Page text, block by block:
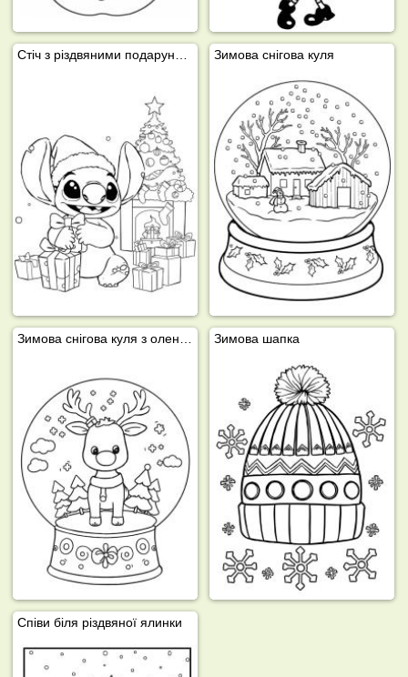
Стіч з різдвяними подарунками Зимова снігова куля
Зимова шапка
Співи біля різдвяної ялинки